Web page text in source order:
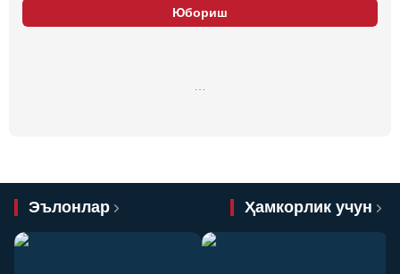
Юбориш
Эълонлар Ҳамкорлик учун